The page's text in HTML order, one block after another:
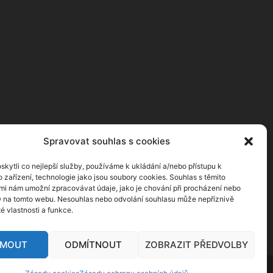
Spravovat souhlas s cookies
co nejlepší služby, používáme k ukládání a/nebo přístupu k
zařízení, technologie jako jsou soubory cookies. Souhlas s těmito
nám umožní zpracovávat údaje, jako je chování při procházení nebo
na tomto webu. Nesouhlas nebo odvolání souhlasu může nepříznivě
vlastnosti a funkce.
ODMÍTNOUT ZOBRAZIT PŘEDVOLBY